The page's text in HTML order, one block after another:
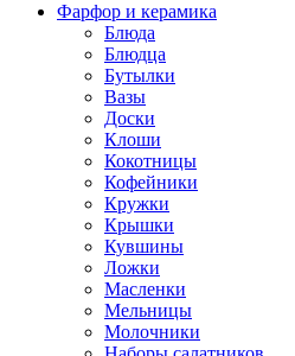
Фарфор и керамика
Блюда
Блюдца
Бутылки
Вазы
Доски
Клоши
Кокотницы
Кофейники
Кружки
Крышки
Кувшины
Ложки
Масленки
Мельницы
Молочники